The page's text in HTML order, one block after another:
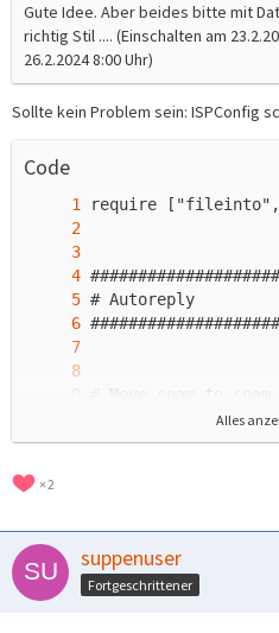
Gute Idee. Aber beides bitte mit
richtig Stil .... (Einschalten am
26.2.2024 8:00 Uhr)
Sollte kein Problem sein: ISPConfig
Code
Alles
2
suppenuser
Fortgeschrittener